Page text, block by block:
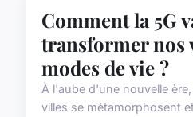
HIGH TECH
Comment la 5G
transformer nos
modes de vie ?
À l'aube d'une nouvelle
villes se métamorphosent